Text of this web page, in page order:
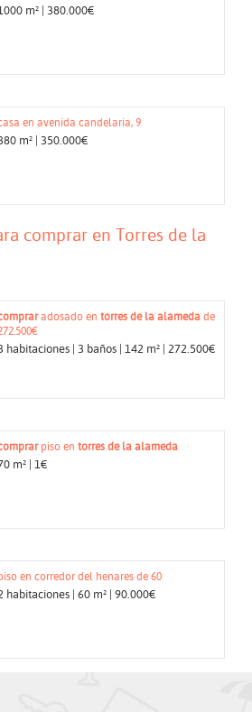
m² | 380.000€
en avenida candelaria, 9
m² | 350.000€
comprar en Torres de la
adosado en torres de la alameda de
habitaciones | 3 baños | 142 m² | 272.500€
piso en torres de la alameda
m² | 1€
en corredor del henares de 60
habitaciones | 60 m² | 90.000€